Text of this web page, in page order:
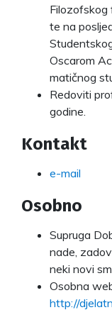
Filozofskog
te na
Oscarom
matičnog
Redoviti
godine.
Kontakt
e-mail
Osobno
Supruga
nade,
neki novi
Osobna
http://